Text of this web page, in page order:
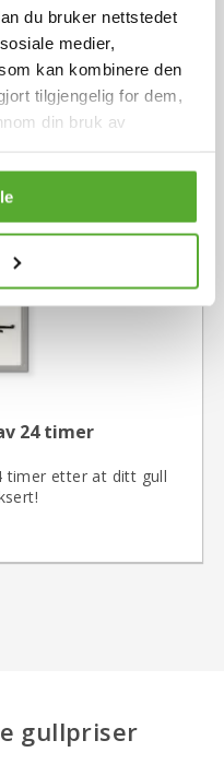
du bruker nettstedet
medier,
kan kombinere den
tilgjengelig for dem,
din bruk av
oss!
anbefalinger!
24 timer
timer etter at ditt gull
gullpriser